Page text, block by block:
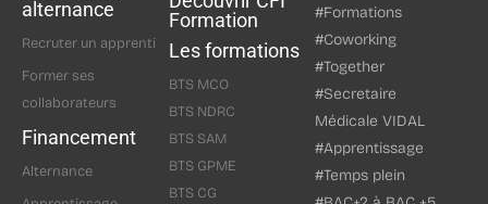
alternance
Recruter un apprenti
Former ses
collaborateurs
Financement
Alternance
Formation
Les formations
BTS MCO
BTS NDRC
BTS SAM
BTS GPME
BTS CG
#Formations
#Coworking
#Together
#Secretaire
Médicale VIDAL
#Apprentissage
#Temps plein